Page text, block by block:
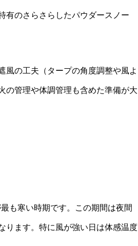
有のさらさらしたパウダースノー
風の工夫（タープの角度調整や風よ
の管理や体調管理も含めた準備が大
も寒い時期です。この期間は夜間
ります。特に風が強い日は体感温度